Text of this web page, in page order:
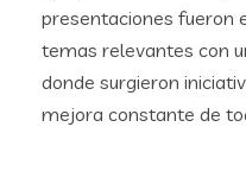
presentaciones fueron
temas relevantes con
donde surgieron
mejora constante de